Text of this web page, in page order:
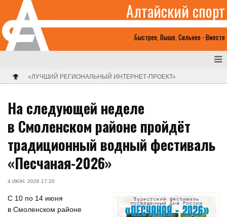
Быстрее, Выше, Сильнее - Вместе
Алтайский спорт
«ЛУЧШИЙ РЕГИОНАЛЬНЫЙ ИНТЕРНЕТ-ПРОЕКТ»
На следующей неделе
в Смоленском районе пройдёт
традиционный водный фестиваль
«Песчаная-2026»
4 ИЮН. 2026 17:20
С 10 по 14 июня
в Смоленском районе